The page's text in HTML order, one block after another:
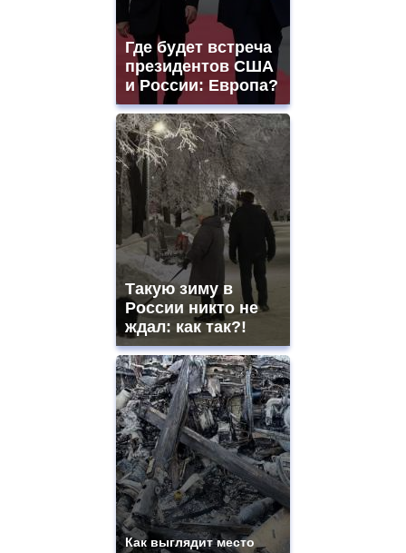
Где будет встреча
президентов США
и России: Европа?
Такую зиму в
России никто не
ждал: как так?!
Как выглядит место